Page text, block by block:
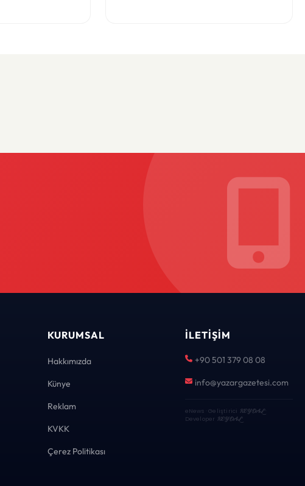
KURUMSAL
Hakkımızda
Künye
Reklam
KVKK
Çerez Politikası
İLETIŞIM
+90 501 379 08 08
info@yazargazetesi.com
eNews · Geliştirici KEYDAL·
Developer KEYDAL